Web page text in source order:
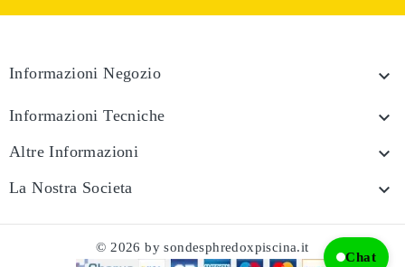
Informazioni Negozio 
Informazioni Tecniche 
Altre Informazioni 
La Nostra Societa 
© 2026 by sondesphredoxpiscina.it
Chat